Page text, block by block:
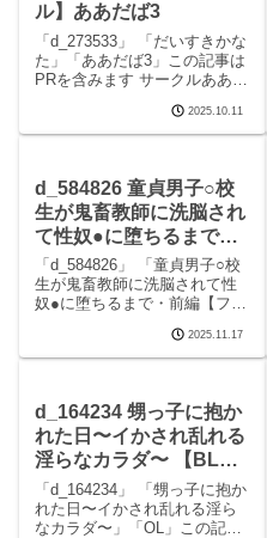
ル】ああだば3
「d_273533」 「だいすきかな
た」「ああだば3」この記事は
PRを含みます サークルああだ
読むd_273533 だいすきかなた
の見どころシーンだいすきか
像2だいすきかなた 画像
2025.10.11
d_584826 童貞男子○校
生が鬼畜教師に洗脳され
て性奴●に堕ちるまで・
前編【フルカラーコミッ
ク版】 【BLマンガ無料
フル】KZentertainment
「d_584826」 「童貞男子○校
生が鬼畜教師に洗脳されて性
奴●に堕ちるまで・前編【フル
「KZentertainment」この記事
はPRを含みます サークル
です。 続きを読むd
2025.11.17
d_164234 甥っ子に抱か
れた日〜イかされ乱れる
淫らなカラダ〜 【BLマ
ンガ無料フル】OL
「d_164234」 「甥っ子に抱か
れた日〜イかされ乱れる淫ら
なカラダ〜」「OL」この記事